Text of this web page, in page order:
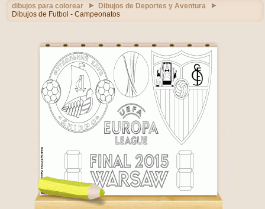
dibujos para colorear
Dibujos de Deportes y Aventura
Dibujos de Futbol - Campeonatos